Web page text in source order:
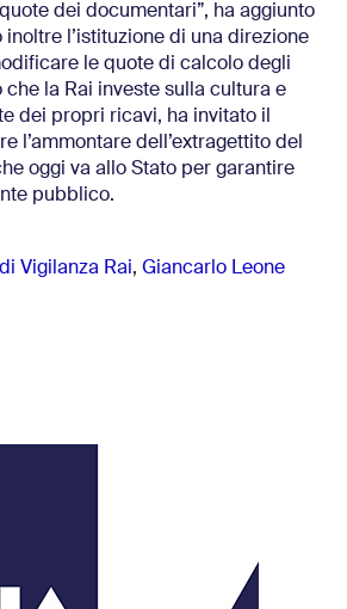
dei documentari”, ha aggiunto
inoltre l’istituzione di una direzione
le quote di calcolo degli
che la Rai investe sulla cultura e
dei propri ricavi, ha invitato il
l’ammontare dell’extragettito del
oggi va allo Stato per garantire
pubblico.
Vigilanza Rai, Giancarlo Leone